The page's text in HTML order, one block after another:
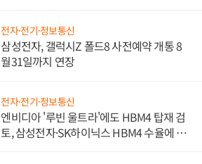
전자·전기·정보통신
삼성전자, 갤럭시Z 폴드8 사전예약 개통 8
월31일까지 연장
전자·전기·정보통신
엔비디아 '루빈 울트라'에도 HBM4 탑재 검
토, 삼성전자·SK하이닉스 HBM4 수율에 주